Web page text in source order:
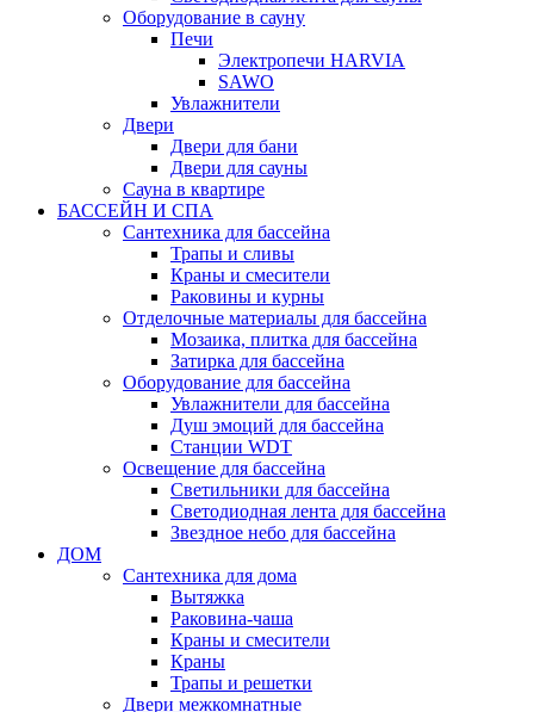
Оборудование в сауну
Печи
Электропечи HARVIA
SAWO
Увлажнители
Двери
Двери для бани
Двери для сауны
Сауна в квартире
БАССЕЙН И СПА
Сантехника для бассейна
Трапы и сливы
Краны и смесители
Раковины и курны
Отделочные материалы для бассейна
Мозаика, плитка для бассейна
Затирка для бассейна
Оборудование для бассейна
Увлажнители для бассейна
Душ эмоций для бассейна
Станции WDT
Освещение для бассейна
Светильники для бассейна
Светодиодная лента для бассейна
Звездное небо для бассейна
ДОМ
Сантехника для дома
Вытяжка
Раковина-чаша
Краны и смесители
Краны
Трапы и решетки
Двери межкомнатные